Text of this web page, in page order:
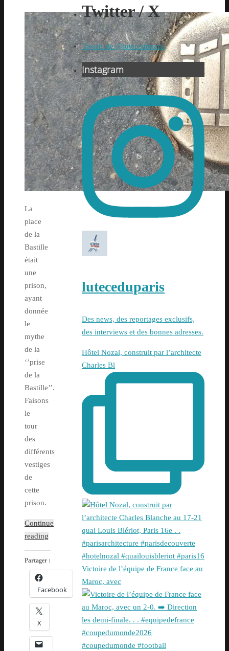
La
place
de la
Bastille
était
une
prison,
ayant
donnée
le
mythe
de la
‘’prise
de la
Bastille’’.
Faisons
le
tour
des
différents
vestiges
de
cette
prison.
Continue
reading
Partager :
Facebook
X
Twitter / X
Tweets de @luteceduparis
Instagram
luteceduparis
Des news, des reportages exclusifs,
des interviews et des bonnes adresses.
Hôtel Nozal, construit par l’architecte
Charles Bl
Victoire de l’équipe de France face au
Maroc, avec